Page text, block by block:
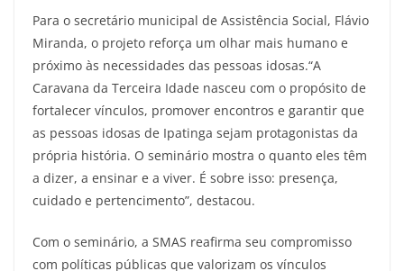
Para o secretário municipal de Assistência Social, Flávio
Miranda, o projeto reforça um olhar mais humano e
próximo às necessidades das pessoas idosas.“A
Caravana da Terceira Idade nasceu com o propósito de
fortalecer vínculos, promover encontros e garantir que
as pessoas idosas de Ipatinga sejam protagonistas da
própria história. O seminário mostra o quanto eles têm
a dizer, a ensinar e a viver. É sobre isso: presença,
cuidado e pertencimento”, destacou.
Com o seminário, a SMAS reafirma seu compromisso
com políticas públicas que valorizam os vínculos